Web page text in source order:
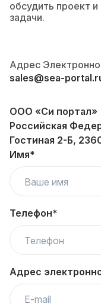
обсудить проект
задачи.
Адрес
sales@sea-
ООО «Си портал»
Российская
Гостиная 2-Б,
Имя*
Телефон*
Адрес